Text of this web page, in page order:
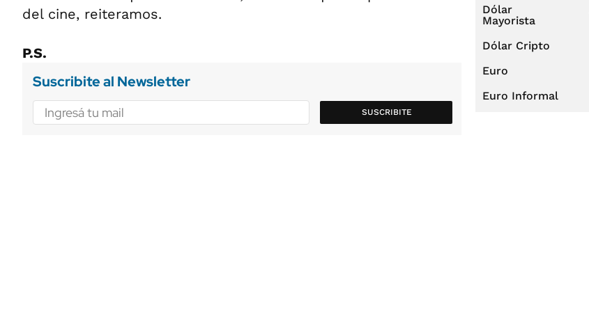
del cine, reiteramos.
P.S.
Suscribite al Newsletter
SUSCRIBITE
Dólar
Mayorista
Dólar Cripto
Euro
Euro Informal